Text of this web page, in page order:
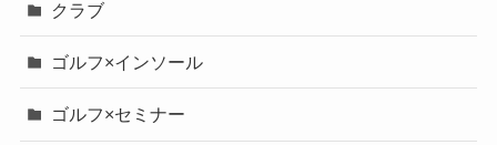
クラブ
ゴルフ×インソール
ゴルフ×セミナー